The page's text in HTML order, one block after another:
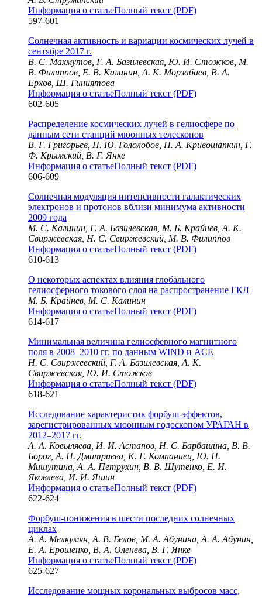
Информация о статьеПолный текст (PDF)
597-601
Солнечная активность и вариации космических лучей в
сентябре 2017 г.
В. С. Махмутов, Г. А. Базилевская, Ю. И. Стожков, М.
В. Филиппов, Е. В. Калинин, А. К. Морзабаев, В. А.
Ерхов, Ш. Гиниятова
Информация о статьеПолный текст (PDF)
602-605
Распределение космических лучей в гелиосфере по
данным сети станций мюонных телескопов
В. Г. Григорьев, П. Ю. Гололобов, П. А. Кривошапкин, Г.
Ф. Крымский, В. Г. Янке
Информация о статьеПолный текст (PDF)
606-609
Солнечная модуляция интенсивности галактических
электронов и протонов вблизи минимума активности
2009 года
М. С. Калинин, Г. А. Базилевская, М. Б. Крайнев, А. К.
Свиржевская, Н. С. Свиржевский, М. В. Филиппов
Информация о статьеПолный текст (PDF)
610-613
О некоторых аспектах влияния глобального
гелиосферного токового слоя на распространение ГКЛ
М. Б. Крайнев, М. С. Калинин
Информация о статьеПолный текст (PDF)
614-617
Минимальная величина гелиосферного магнитного
поля в 2008–2010 гг. по данным WIND и ACE
Н. С. Свиржевский, Г. А. Базилевская, А. К.
Свиржевская, Ю. И. Стожков
Информация о статьеПолный текст (PDF)
618-621
Исследование характеристик форбуш-эффектов,
зарегистрированных мюонным годоскопом УРАГАН в
2012–2017 гг.
А. А. Ковыляева, И. И. Астапов, Н. С. Барбашина, В. В.
Борог, А. Н. Дмитриева, К. Г. Компаниец, Ю. Н.
Мишутина, А. А. Петрухин, В. В. Шутенко, Е. И.
Яковлева, И. И. Яшин
Информация о статьеПолный текст (PDF)
622-624
Форбуш-понижения в шести последних солнечных
циклах
А. А. Мелкумян, А. В. Белов, М. А. Абунина, А. А. Абунин,
Е. А. Ерошенко, В. А. Оленева, В. Г. Янке
Информация о статьеПолный текст (PDF)
625-627
Исследование мощных корональных выбросов масс,